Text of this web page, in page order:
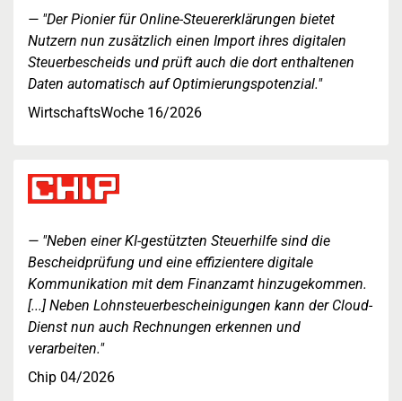
"Der Pionier für Online-Steuererklärungen bietet
Nutzern nun zusätzlich einen Import ihres digitalen
Steuerbescheids und prüft auch die dort enthaltenen
Daten automatisch auf Optimierungspotenzial."
WirtschaftsWoche 16/2026
"Neben einer KI-gestützten Steuerhilfe sind die
Bescheidprüfung und eine effizientere digitale
Kommunikation mit dem Finanzamt hinzugekommen.
[...] Neben Lohnsteuerbescheinigungen kann der Cloud-
Dienst nun auch Rechnungen erkennen und
verarbeiten."
Chip 04/2026